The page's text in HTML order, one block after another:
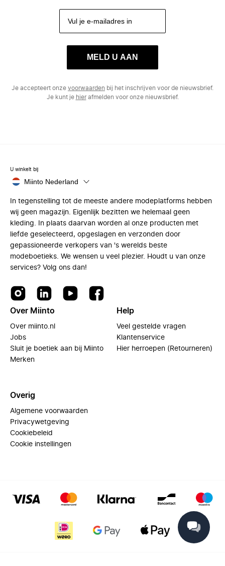
MELD U AAN
Je accepteert onze voorwaarden bij het inschrijven voor de nieuwsbrief.
Je kunt je hierafmelden voor onze nieuwsbrief.
U winkelt bij
Miinto Nederland
In tegenstelling tot de meeste andere modeplatforms hebben
wij geen magazijn. Eigenlijk bezitten we helemaal geen
kleding. In plaats daarvan worden al onze producten met
liefde geselecteerd, opgeslagen en verzonden door
gepassioneerde verkopers van 's werelds beste
modeboetieks. We wensen u veel plezier. Houdt u van onze
services? Volg ons dan!
Over Miinto
Over miinto.nl
Jobs
Sluit je boetiek aan bij Miinto
Merken
Help
Veel gestelde vragen
Klantenservice
Hier herroepen (Retourneren)
Overig
Algemene voorwaarden
Privacywetgeving
Cookiebeleid
Cookie instellingen